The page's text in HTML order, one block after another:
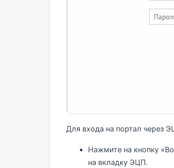
Для входа на портал через
Нажмите на кнопку
на вкладку ЭЦП.